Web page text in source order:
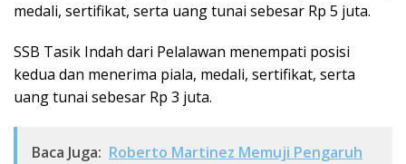
medali, sertifikat, serta uang tunai sebesar Rp 5 juta.
SSB Tasik Indah dari Pelalawan menempati posisi
kedua dan menerima piala, medali, sertifikat, serta
uang tunai sebesar Rp 3 juta.
Baca Juga: Roberto Martinez Memuji Pengaruh